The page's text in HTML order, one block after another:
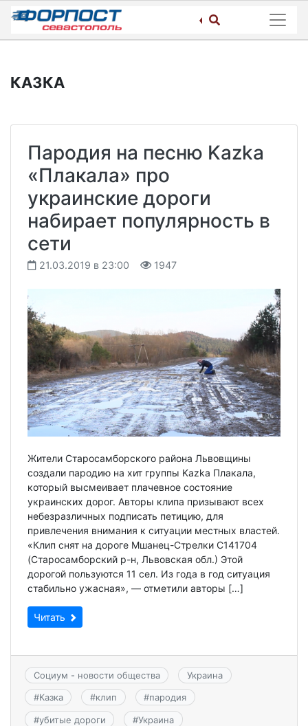
Skip
content
КАЗКА
Пародия на песню Kazka
«Плакала» про
украинские дороги
набирает популярность в
сети
21.03.2019 в 23:00 1947
Жители Старосамборского района Львовщины
создали пародию на хит группы Kazka Плакала,
который высмеивает плачевное состояние
украинских дорог. Авторы клипа призывают всех
небезразличных подписать петицию, для
привлечения внимания к ситуации местных властей.
«Клип снят на дороге Мшанец-Стрелки С141704
(Старосамборский р-н, Львовская обл.) Этой
дорогой пользуются 11 сел. Из года в год ситуация
стабильно ужасная», — отметили авторы […]
Читать
Социум - новости общества Украина
#Казка #клип #пародия
#убитые дороги #Украина